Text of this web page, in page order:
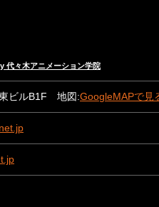
代々木アニメーション学院
ビルB1F 地図:GoogleMAPで見